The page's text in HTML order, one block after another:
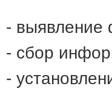
- выявление
- сбор
-